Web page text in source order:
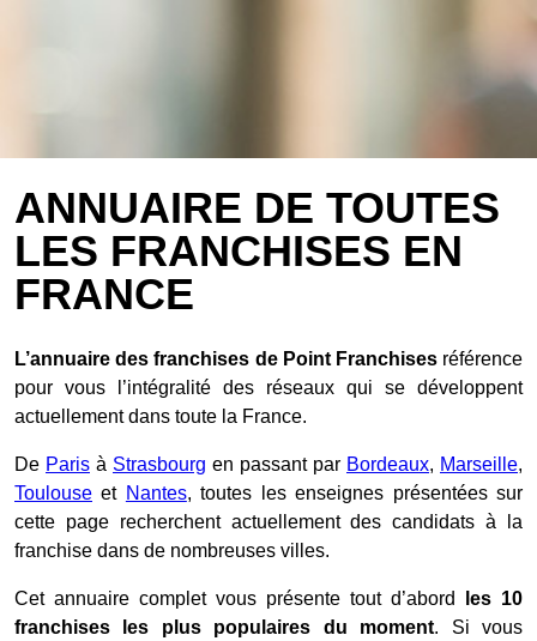
ANNUAIRE DE TOUTES
LES FRANCHISES EN
FRANCE
L’annuaire des franchises de Point Franchisesréférence
pour vous l’intégralité des réseaux qui se développent
actuellement dans toute la France.
De Paris à Strasbourg en passant par Bordeaux, Marseille,
Toulouse et Nantes, toutes les enseignes présentées sur
cette page recherchent actuellement des candidats à la
franchise dans de nombreuses villes.
Cet annuaire complet vous présente tout d’abord
les 10
franchises les plus populaires du moment. Si vous